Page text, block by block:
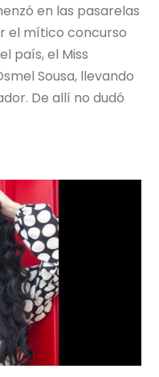
en las pasarelas
el mítico concurso
país, el Miss
Sousa, llevando
De allí no dudó